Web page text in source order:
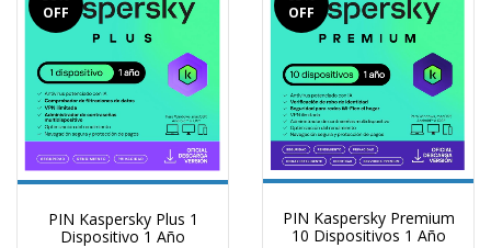
OFF
PIN Kaspersky Plus 1
Dispositivo 1 Año
OFF
PIN Kaspersky Premium
10 Dispositivos 1 Año